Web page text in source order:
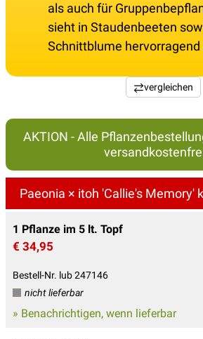
als auch für
sieht in Staudenbeeten
Schnittblume hervorragend
vergleichen
AKTION - Alle
Paeonia × itoh 'Callie's Memory'
1 Pflanze im 5 lt. Topf
€ 34,95
Bestell-Nr. lub 247146
nicht lieferbar
» Benachrichtigen, wenn lieferbar